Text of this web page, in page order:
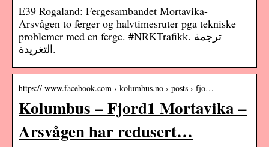
E39 Rogaland: Fergesambandet Mortavika-
Arsvågen to ferger og halvtimesruter pga tekniske
problemer med en ferge. #NRKTrafikk. ترجمة
التغريدة.
https:// www.facebook.com › kolumbus.no › posts › fjo…
Kolumbus – Fjord1 Mortavika –
Arsvågen har redusert…